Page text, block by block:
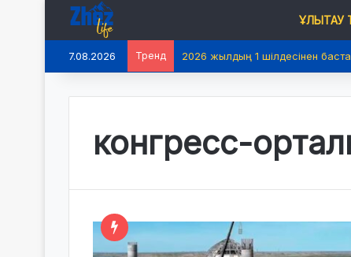
ҰЛЫТАУ
7.08.2026 Тренд 2026 жылдың 1 шілдесінен
конгресс-